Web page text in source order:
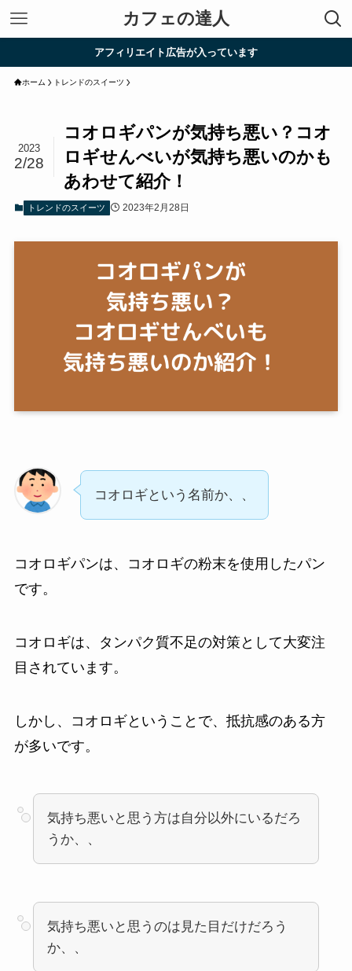
カフェの達人
アフィリエイト広告が入っています
ホーム トレンドのスイーツ
コオロギパンが気持ち悪い？コオ
ロギせんべいが気持ち悪いのかも
あわせて紹介！
2023
2/28
トレンドのスイーツ 2023年2月28日
コオロギという名前か、、
コオロギパンは、コオロギの粉末を使用したパン
です。
コオロギは、タンパク質不足の対策として大変注
目されています。
しかし、コオロギということで、抵抗感のある方
が多いです。
気持ち悪いと思う方は自分以外にいるだろ
うか、、
気持ち悪いと思うのは見た目だけだろう
か、、